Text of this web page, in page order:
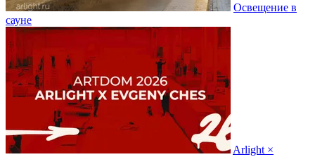
Освещение в
сауне
Arlight ×